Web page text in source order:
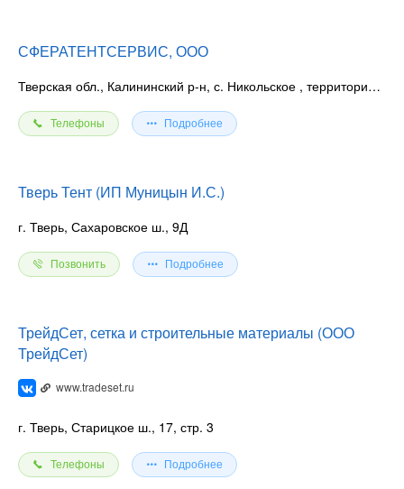
СФЕРАТЕНТСЕРВИС, ООО
Тверская обл., Калининский р-н, с. Никольское , территория ОАО Мотор
Телефоны Подробнее
Тверь Тент (ИП Муницын И.С.)
г. Тверь, Сахаровское ш., 9Д
Позвонить Подробнее
ТрейдСет, сетка и строительные материалы (ООО
ТрейдСет)
www.tradeset.ru
г. Тверь, Старицкое ш., 17, стр. 3
Телефоны Подробнее